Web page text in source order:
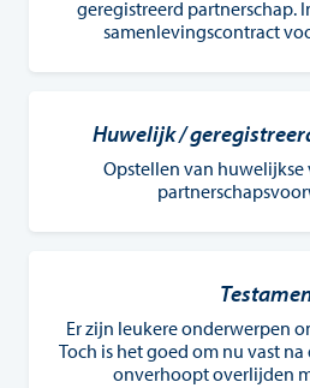
geregistreerd partnerschap.
samenlevingscontract
Huwelijk /
Opstellen van
Er zijn leukere onderwerpen
Toch is het goed om nu vast
onverhoopt overlijden